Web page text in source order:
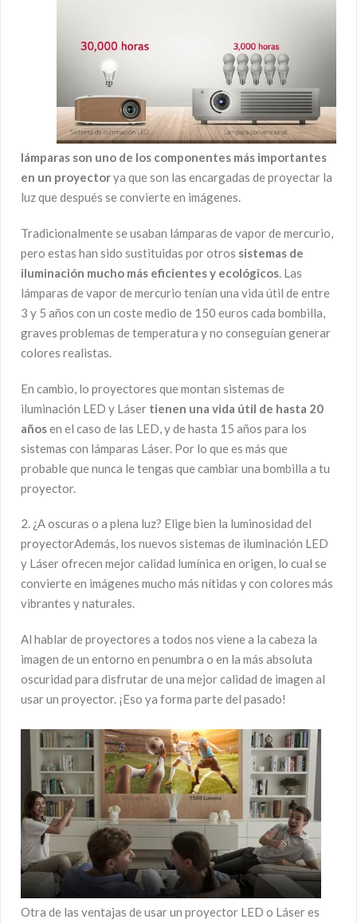
lámparas son uno de los componentes más importantes
en un proyectorya que son las encargadas de proyectar la
luz que después se convierte en imágenes.
Tradicionalmente se usaban lámparas de vapor de mercurio,
pero estas han sido sustituidas por otros sistemas de
iluminación mucho más eficientes y ecológicos. Las
lámparas de vapor de mercurio tenían una vida útil de entre
3 y 5 años con un coste medio de 150 euros cada bombilla,
graves problemas de temperatura y no conseguían generar
colores realistas.
En cambio, lo proyectores que montan sistemas de
iluminación LED y Láser tienen una vida útil de hasta 20
añosen el caso de las LED, y de hasta 15 años para los
sistemas con lámparas Láser. Por lo que es más que
probable que nunca le tengas que cambiar una bombilla a tu
proyector.
2. ¿A oscuras o a plena luz? Elige bien la luminosidad del
proyectorAdemás, los nuevos sistemas de iluminación LED
y Láser ofrecen mejor calidad lumínica en origen, lo cual se
convierte en imágenes mucho más nítidas y con colores más
vibrantes y naturales.
Al hablar de proyectores a todos nos viene a la cabeza la
imagen de un entorno en penumbra o en la más absoluta
oscuridad para disfrutar de una mejor calidad de imagen al
usar un proyector. ¡Eso ya forma parte del pasado!
Otra de las ventajas de usar un proyector LED o Láser es